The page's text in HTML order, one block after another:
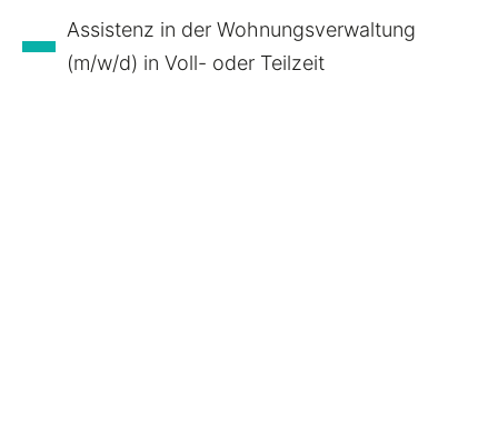
Assistenz in der Wohnungsverwaltung
(m/w/d) in Voll- oder Teilzeit